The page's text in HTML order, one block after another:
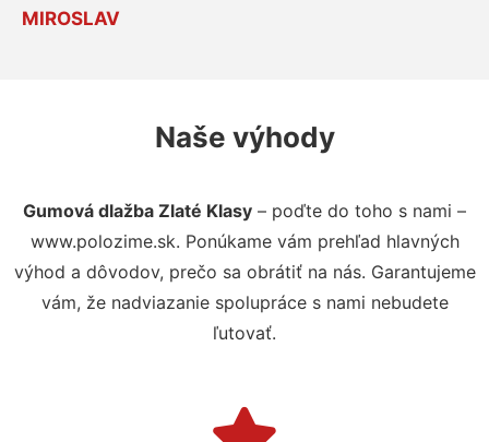
MIROSLAV
Naše výhody
Gumová dlažba Zlaté Klasy – poďte do toho s nami –
www.polozime.sk. Ponúkame vám prehľad hlavných
výhod a dôvodov, prečo sa obrátiť na nás. Garantujeme
vám, že nadviazanie spolupráce s nami nebudete
ľutovať.